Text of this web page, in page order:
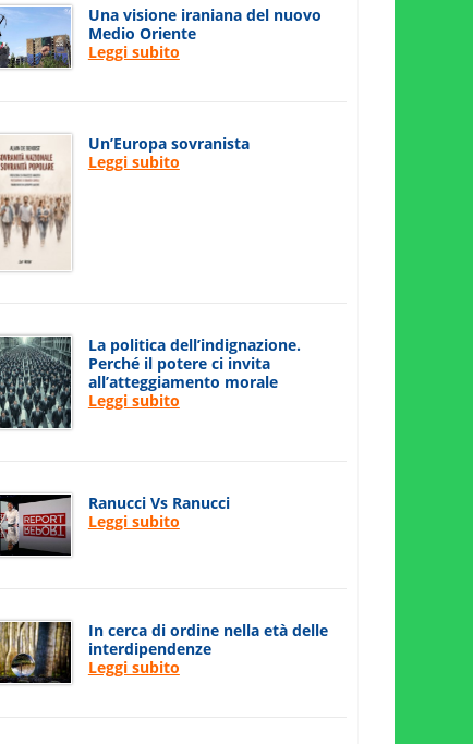
Una visione iraniana del nuovo
Medio Oriente
Leggi subito
Un’Europa sovranista
Leggi subito
La politica dell’indignazione.
Perché il potere ci invita
all’atteggiamento morale
Leggi subito
Ranucci Vs Ranucci
Leggi subito
In cerca di ordine nella età delle
interdipendenze
Leggi subito